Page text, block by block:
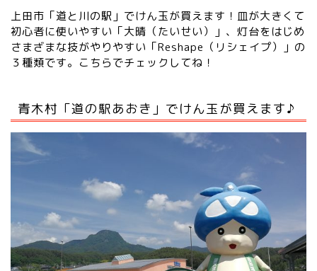
上田市「道と川の駅」でけん玉が買えます！皿が大きくて
初心者に使いやすい「大晴（たいせい）」、灯台をはじめ
さまざまな技がやりやすい「Reshape（リシェイプ）」の
３種類です。 こちらでチェックしてね！
青木村「道の駅あおき」でけん玉が買えます♪